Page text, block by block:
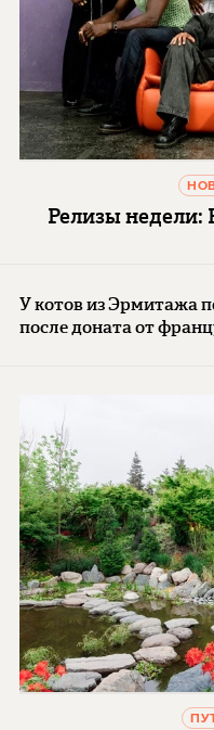
Релизы недели:
У котов из Эрмитажа
после доната от